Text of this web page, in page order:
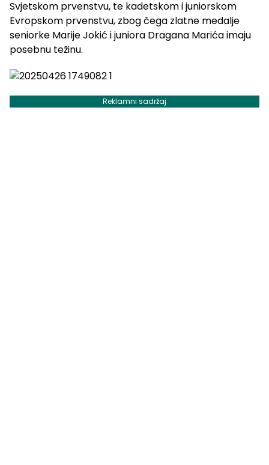
Svjetskom prvenstvu, te kadetskom i juniorskom
Evropskom prvenstvu, zbog čega zlatne medalje
seniorke Marije Jokić i juniora Dragana Marića imaju
posebnu težinu.
Reklamni sadržaj